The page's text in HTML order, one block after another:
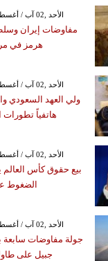
GMT 17:27 2026 الأحد ,02 آب / أغسطس
مفاوضات إيران
هرمز في
GMT 10:58 2026 الأحد ,02 آب / أغسطس
ولي العهد السعودي
هاتفياً تطورات
GMT 18:45 2026 الأحد ,02 آب / أغسطس
بيع حقوق كأس العالم
الضغوط
GMT 01:26 2026 الأحد ,02 آب / أغسطس
جولة مفاوضات سابعة
جبيل على